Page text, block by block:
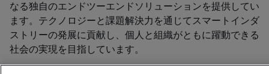
なる独自のエンドツーエンドソリューションを提供してい
ます。テクノロジーと課題解決力を通じてスマートインダ
ストリーの発展に貢献し、個人と組織がともに躍動できる
社会の実現を目指しています。